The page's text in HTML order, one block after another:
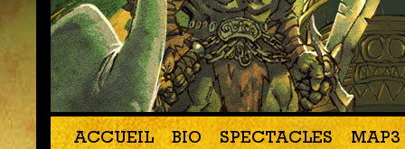
ACCUEIL BIO SPECTACLES
MAP3